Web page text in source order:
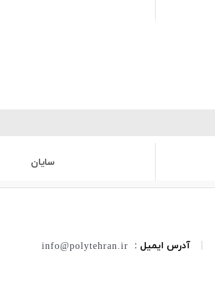
سایان
آدرس ایمیل : info@polytehran.ir